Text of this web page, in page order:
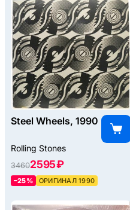
Steel Wheels, 1990
Rolling Stones
34602595 ₽
–25% ОРИГИНАЛ 1990